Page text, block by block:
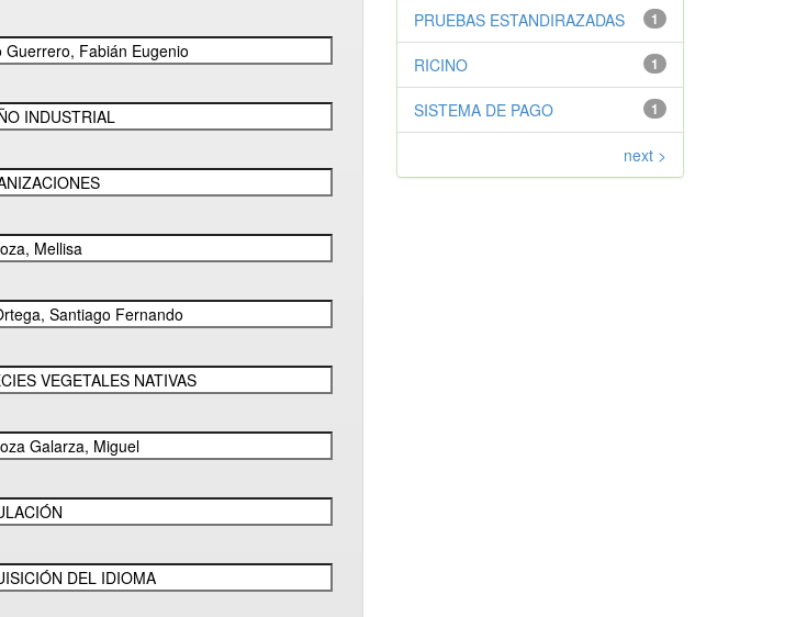
1
PRUEBAS ESTANDIRAZADAS
1
RICINO
1
SISTEMA DE PAGO
next >